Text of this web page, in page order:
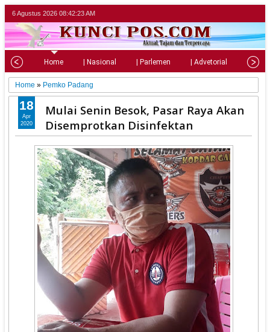
6 Agustus 2026 08:42:24 AM
Home | Nasional | Parlemen | Advetorial |
Home » Pemko Padang
Mulai Senin Besok, Pasar Raya Akan
Disemprotkan Disinfektan
18
Apr
2020